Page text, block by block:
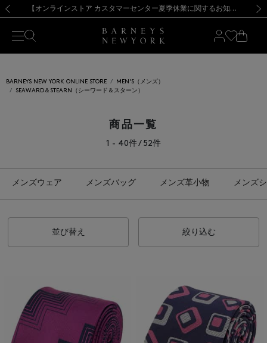
新規登録のお客様も対象！＜MY BARNEYS＞会員のお客様は11,000円（税込）以上のお買上げで常時送料無料！お買い物の際は会員登録を！
【夏季休業に伴う出荷一時停止のお知らせ】(2026.8.7) 【オンラインストア カスタマーセンター夏季休業に関するお知らせ】（2026.8.7）
【夏季休業に伴う返品・交換承り一時停止のお知らせ】（2026.8.5）
熊本県を中心とした地震の影響によるお荷物のお届けについて
【開催中】SUMMER SALEのご案内・ご注意事項 新規登録のお客様も対象！＜MY BARNEYS＞会員のお客様は11,000円（税込）以上のお買上げで常時送料無料！お買い物の際は会員登録を！
【夏季休業に伴う出荷一時停止のお知らせ】(2026.8.7)
BARNEYS NEW YORK ONLINE STORE
MEN'S（メンズ）
SEAWARD＆STEARN（シーワード＆スターン）
商品一覧
1 - 40件 / 52件
メンズウェア メンズバッグ メンズ革小物 メンズ
並び替え 絞り込む